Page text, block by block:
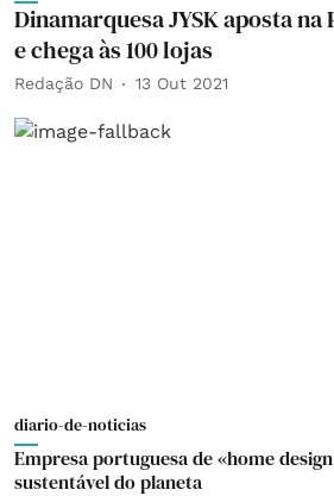
Dinamarquesa JYSK aposta
e chega às 100 lojas
Redação DN 13 Out 2021
diario-de-noticias
Empresa portuguesa de «home
sustentável do planeta